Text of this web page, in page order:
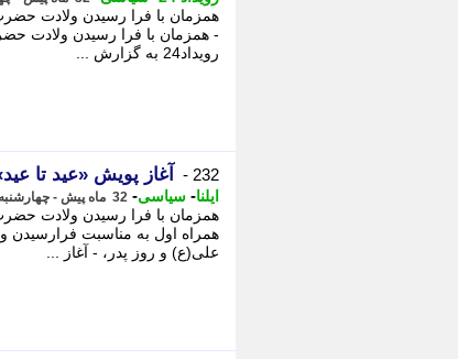
همزمان با فرا رسیدن ولادت
- همزمان با فرا رسیدن ولادت
رویداد24 به گزارش ...
232 - آغاز پویش «عید تا
ایلنا- سیاسی- 32 ماه پیش - چهارشنبه 13 دی 1402، 13:30
همزمان با فرا رسیدن ولادت
همراه اول به مناسبت فرارسیدن
علی(ع) و روز پدر، - آغاز ...